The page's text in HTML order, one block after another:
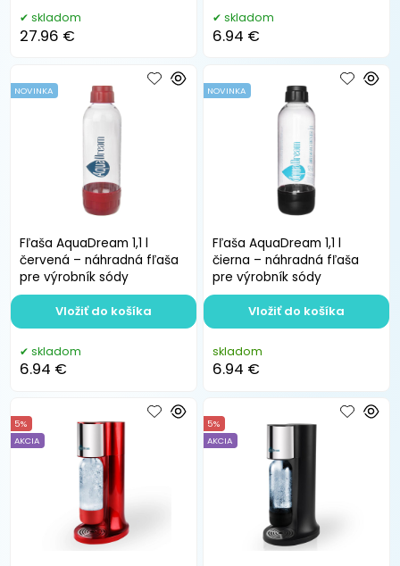
skladom
27.96 €
skladom
6.94 €
Fľaša AquaDream 1,1 l
červená – náhradná fľaša
pre výrobník sódy
NOVINKA
skladom
6.94 €
Vložiť do košíka
Fľaša AquaDream 1,1 l
čierna – náhradná fľaša
pre výrobník sódy
NOVINKA
skladom
6.94 €
Vložiť do košíka
5%
AKCIA
5%
AKCIA